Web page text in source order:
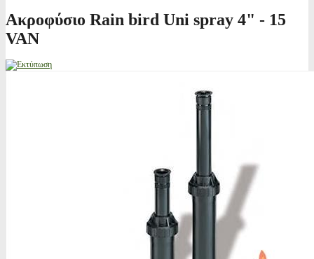
Ακροφύσιο Rain bird Uni spray 4" - 15
VAN